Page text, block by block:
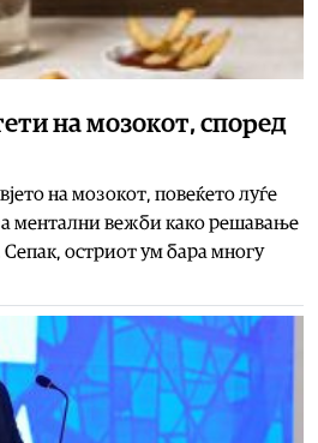
на мозокот, според
на мозокот, повеќето луѓе
ментални вежби како решавање
остриот ум бара многу